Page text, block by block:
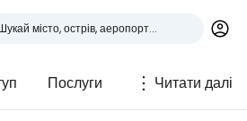
Послуги Читати далі
до Cestee